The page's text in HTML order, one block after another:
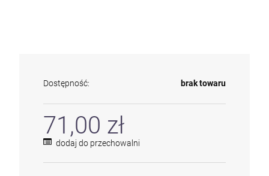
Dostępność: brak towaru
71,00 zł
dodaj do przechowalni